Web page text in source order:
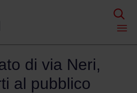

to
di via Neri,
al pubblico